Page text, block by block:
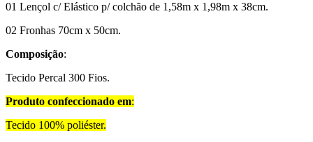
01 Lençol c/ Elástico p/ colchão de 1,58m x 1,98m x 38cm.
02 Fronhas 70cm x 50cm.
Composição:
Tecido Percal 300 Fios.
Produto confeccionado em:
Tecido 100% poliéster.